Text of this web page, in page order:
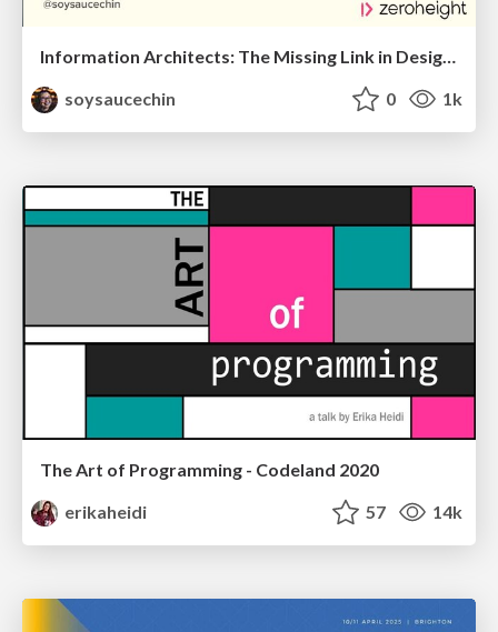
Information Architects: The Missing Link in Design Systems
soysaucechin
0 1k
The Art of Programming - Codeland 2020
erikaheidi
57 14k